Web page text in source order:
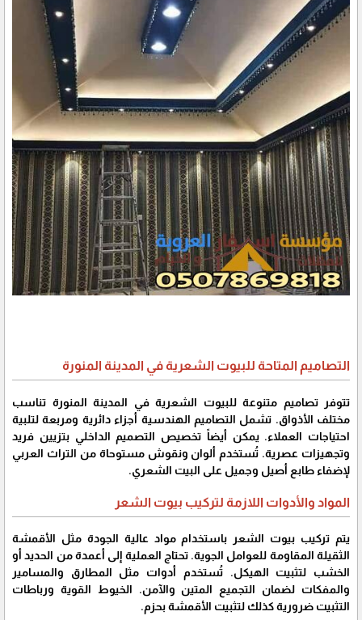
التصاميم المتاحة للبيوت الشعرية في المدينة المنورة
تتوفر تصاميم متنوعة للبيوت الشعرية في المدينة المنورة تناسب
مختلف الأذواق. تشمل التصاميم الهندسية أجزاء دائرية ومربعة لتلبية
احتياجات العملاء. يمكن أيضاً تخصيص التصميم الداخلي بتزيين فريد
وتجهيزات عصرية. تُستخدم ألوان ونقوش مستوحاة من التراث العربي
لإضفاء طابع أصيل وجميل على البيت الشعري.
المواد والأدوات اللازمة لتركيب بيوت الشعر
يتم تركيب بيوت الشعر باستخدام مواد عالية الجودة مثل الأقمشة
الثقيلة المقاومة للعوامل الجوية. تحتاج العملية إلى أعمدة من الحديد أو
الخشب لتثبيت الهيكل. تُستخدم أدوات مثل المطارق والمسامير
والمفكات لضمان التجميع المتين والآمن. الخيوط القوية ورباطات
التثبيت ضرورية كذلك لتثبيت الأقمشة بحزم.